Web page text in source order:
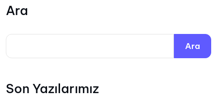
Ara
Ara
Son Yazılarımız